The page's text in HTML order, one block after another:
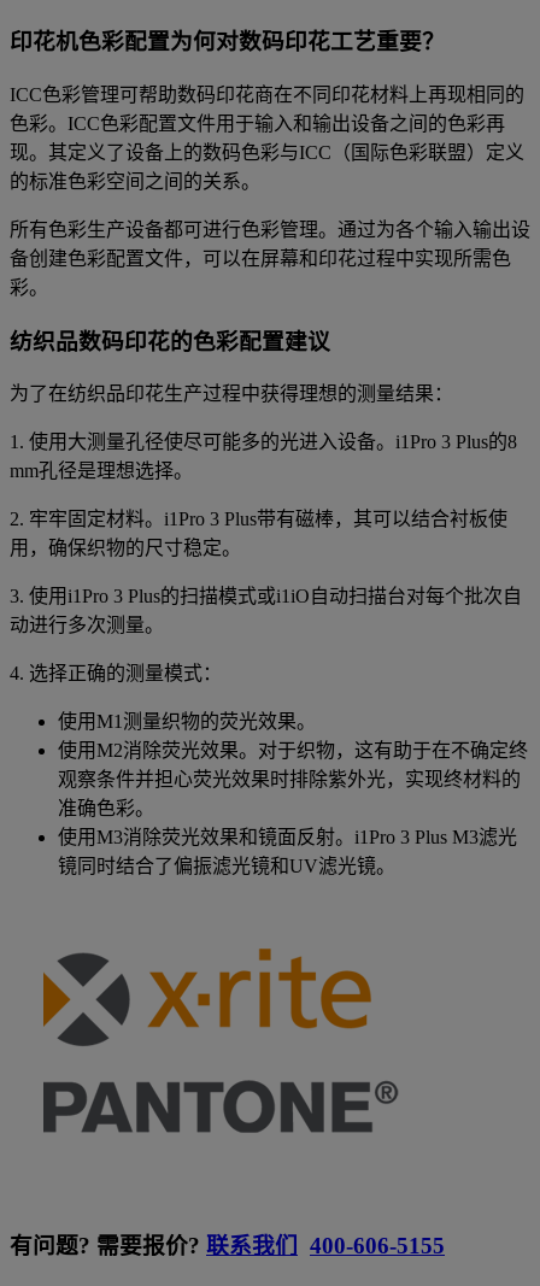
印花机色彩配置为何对数码印花工艺重要？
ICC色彩管理可帮助数码印花商在不同印花材料上再现相同的
色彩。ICC色彩配置文件用于输入和输出设备之间的色彩再
现。其定义了设备上的数码色彩与ICC（国际色彩联盟）定义
的标准色彩空间之间的关系。
所有色彩生产设备都可进行色彩管理。通过为各个输入输出设
备创建色彩配置文件，可以在屏幕和印花过程中实现所需色
彩。
纺织品数码印花的色彩配置建议
为了在纺织品印花生产过程中获得理想的测量结果：
1. 使用大测量孔径使尽可能多的光进入设备。i1Pro 3 Plus的8
mm孔径是理想选择。
2. 牢牢固定材料。i1Pro 3 Plus带有磁棒，其可以结合衬板使
用，确保织物的尺寸稳定。
3. 使用i1Pro 3 Plus的扫描模式或i1iO自动扫描台对每个批次自
动进行多次测量。
4. 选择正确的测量模式：
使用M1测量织物的荧光效果。
使用M2消除荧光效果。对于织物，这有助于在不确定终
观察条件并担心荧光效果时排除紫外光，实现终材料的
准确色彩。
使用M3消除荧光效果和镜面反射。i1Pro 3 Plus M3滤光
镜同时结合了偏振滤光镜和UV滤光镜。
有问题? 需要报价? 联系我们 400-606-5155